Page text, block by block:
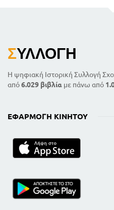
ΣΥΛΛΟΓΉ
Η ψηφιακή Ιστορική Συλλογή
από6.029 βιβλία με πάνω από
ΕΦΑΡΜΟΓΉ ΚΙΝΗΤΟΎ